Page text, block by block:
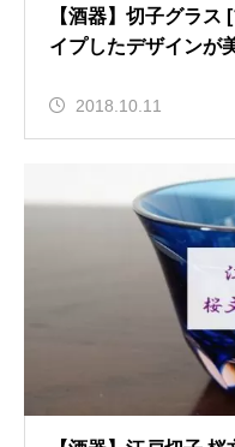
【酒器】切子グラス
イプしたデザインが
2018.10.11